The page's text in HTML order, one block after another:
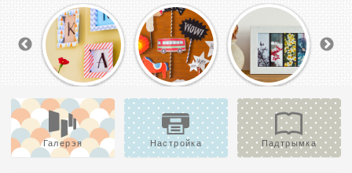
Галерэя Настройка Падтрымка